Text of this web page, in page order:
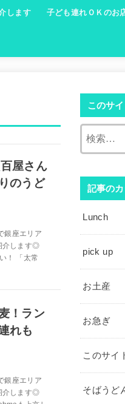
します 子ども連れＯＫのお
屋さん
のうど
銀座エリア
介します◎
！ 「太常
！ラン
れも
銀座エリア
介します◎
このサ
記事の
Lunch
pick up
お土産
お急ぎ
このサイ
そばうど